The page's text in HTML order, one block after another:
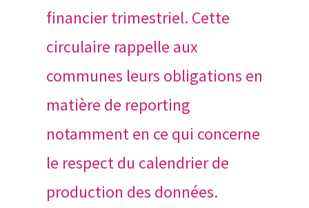
financier trimestriel. Cette
circulaire rappelle aux
communes leurs obligations en
matière de reporting
notamment en ce qui concerne
le respect du calendrier de
production des données.